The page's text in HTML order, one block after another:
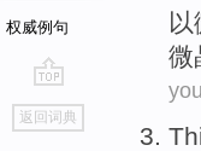
权威例句
go
top
返回词典
以
微